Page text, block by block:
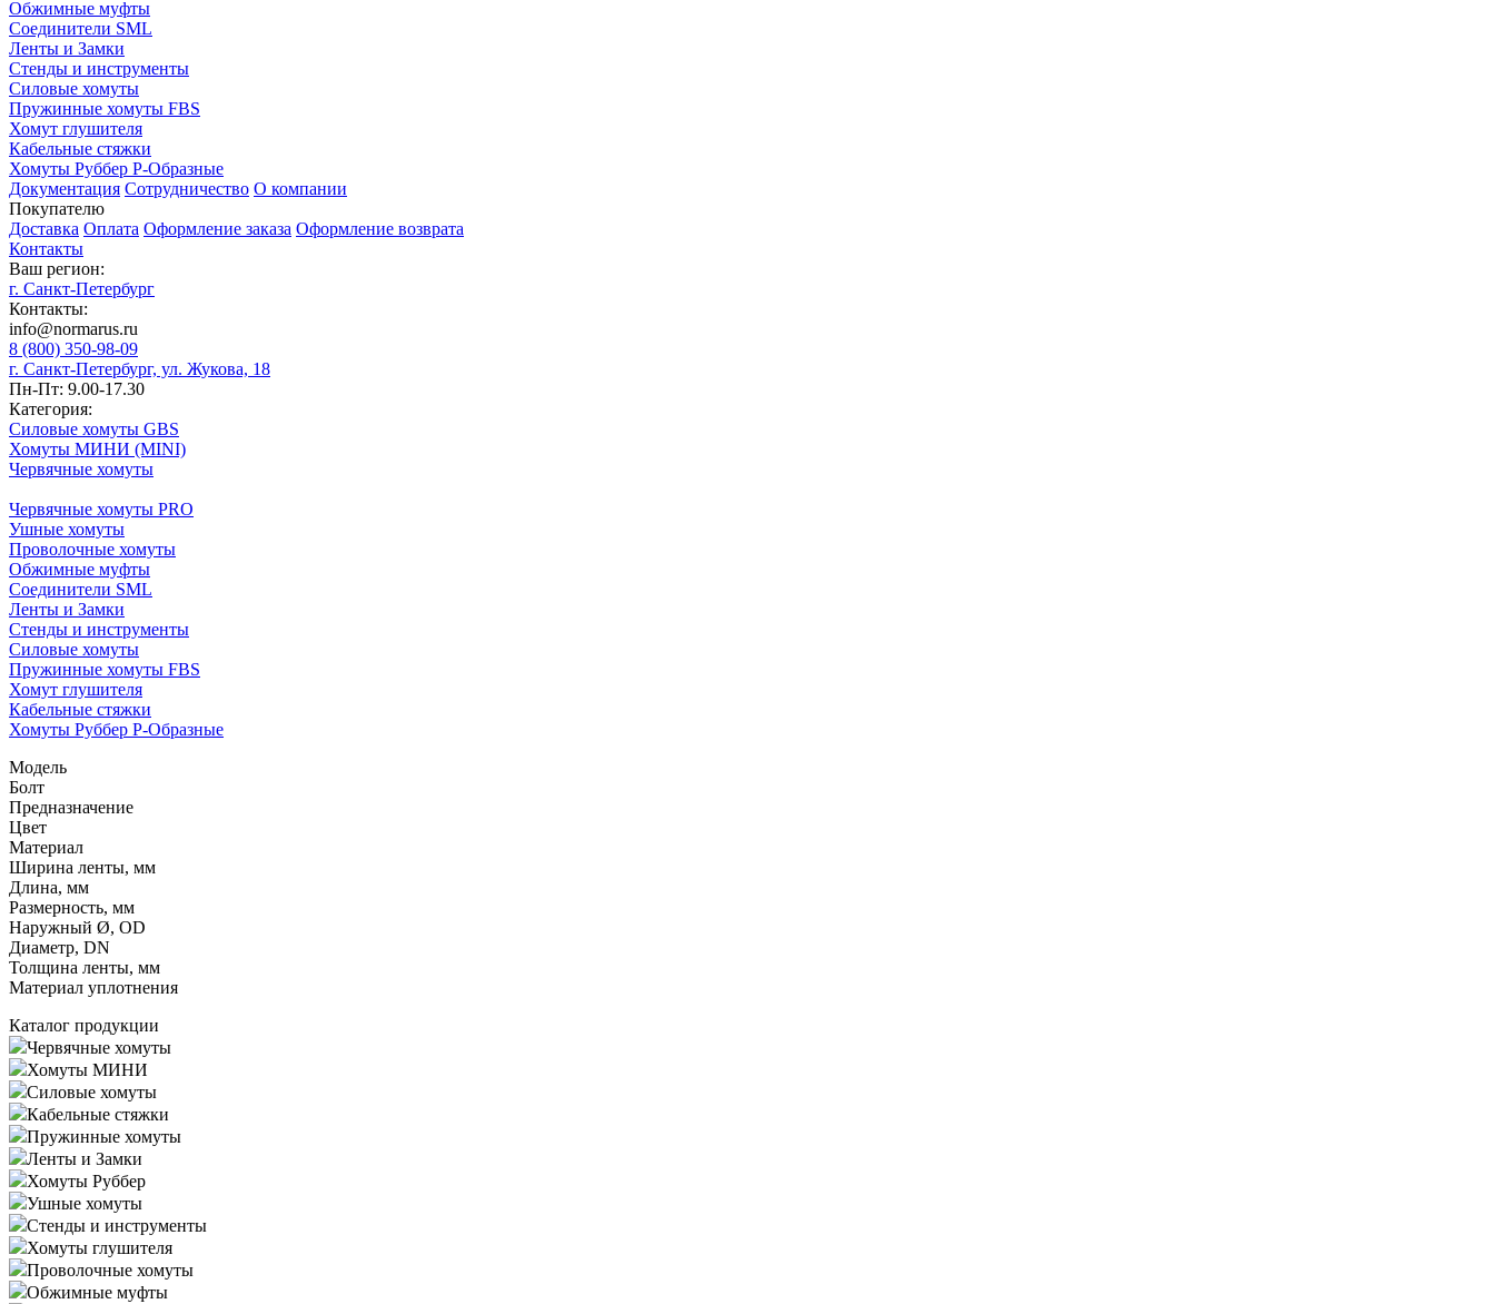
Обжимные муфты
Соединители SML
Ленты и Замки
Стенды и инструменты
Силовые хомуты
Пружинные хомуты FBS
Хомут глушителя
Кабельные стяжки
Хомуты Руббер Р-Образные
Документация Сотрудничество О компании
Покупателю
Доставка Оплата Оформление заказа Оформление возврата
Контакты
Ваш регион:
г. Санкт-Петербург
Контакты:
info@normarus.ru
8 (800) 350-98-09
г. Санкт-Петербург, ул. Жукова, 18
Пн-Пт: 9.00-17.30
Категория:
Силовые хомуты GBS
Хомуты МИНИ (MINI)
Червячные хомуты
Червячные хомуты PRO
Ушные хомуты
Проволочные хомуты
Обжимные муфты
Соединители SML
Ленты и Замки
Стенды и инструменты
Силовые хомуты
Пружинные хомуты FBS
Хомут глушителя
Кабельные стяжки
Хомуты Руббер Р-Образные
Модель
Болт
Предназначение
Цвет
Материал
Ширина ленты, мм
Длина, мм
Размерность, мм
Наружный Ø, OD
Диаметр, DN
Толщина ленты, мм
Материал уплотнения
Каталог продукции
Червячные хомуты
Хомуты МИНИ
Силовые хомуты
Кабельные стяжки
Пружинные хомуты
Ленты и Замки
Хомуты Руббер
Ушные хомуты
Стенды и инструменты
Хомуты глушителя
Проволочные хомуты
Обжимные муфты